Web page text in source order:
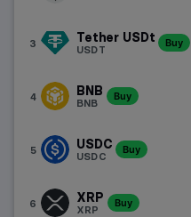
Memecoinok
DeFi
RWA
3 Tether USDt
USDT
Buy
4 BNB
BNB
Buy
5 USDC
USDC
Buy
6 XRP
XRP
Buy